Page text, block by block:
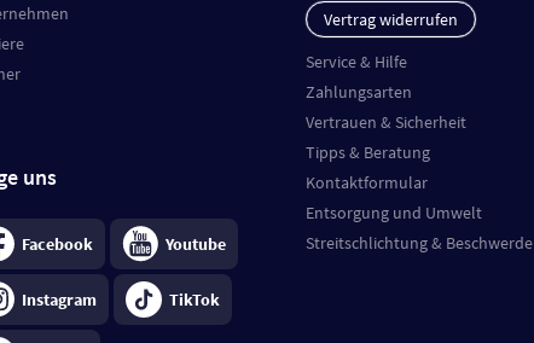
uns
Facebook Youtube
Instagram TikTok
Vertrag widerrufen
Service & Hilfe
Zahlungsarten
Vertrauen & Sicherheit
Tipps & Beratung
Kontaktformular
Entsorgung und Umwelt
Streitschlichtung & Beschwerde